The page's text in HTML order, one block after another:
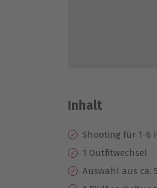
Inhalt
Shooting für 1-6
1 Outfitwechsel
Auswahl aus ca.